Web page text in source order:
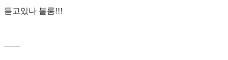
듣고있나 블룸!!!